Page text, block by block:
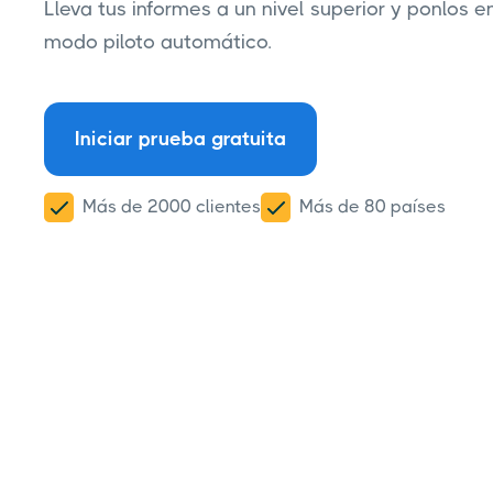
Lleva tus informes a un nivel superior y ponlos
modo piloto automático.
Iniciar prueba gratuita
Más de 2000 clientes Más de 80 países